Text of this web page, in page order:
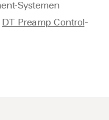
Systemen
DT Preamp Control -